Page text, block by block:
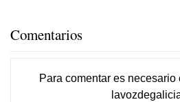
Comentarios
Para comentar es necesario